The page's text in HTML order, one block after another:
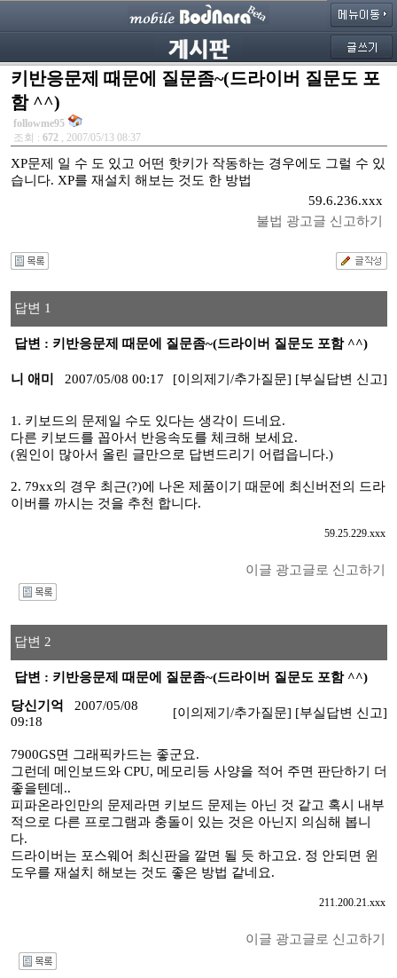
키반응문제 때문에 질문좀~(드라이버 질문도 포
함 ^^)
followme95
조회 : 672 , 2007/05/13 08:37
XP문제 일 수 도 있고 어떤 핫키가 작동하는 경우에도 그럴 수 있
습니다. XP를 재설치 해보는 것도 한 방법
59.6.236.xxx
불법 광고글 신고하기
답변 1
답변 : 키반응문제 때문에 질문좀~(드라이버 질문도 포함 ^^)
니 애미 2007/05/08 00:17 [이의제기/추가질문] [부실답변 신고]
1. 키보드의 문제일 수도 있다는 생각이 드네요.
다른 키보드를 꼽아서 반응속도를 체크해 보세요.
(원인이 많아서 올린 글만으로 답변드리기 어렵읍니다.)
2. 79xx의 경우 최근(?)에 나온 제품이기 때문에 최신버전의 드라
이버를 까시는 것을 추천 합니다.
59.25.229.xxx
이글 광고글로 신고하기
답변 2
답변 : 키반응문제 때문에 질문좀~(드라이버 질문도 포함 ^^)
당신기억
2007/05/08
09:18
[이의제기/추가질문] [부실답변 신고]
7900GS면 그래픽카드는 좋군요.
그런데 메인보드와 CPU, 메모리등 사양을 적어 주면 판단하기 더
좋을텐데..
피파온라인만의 문제라면 키보드 문제는 아닌 것 같고 혹시 내부
적으로 다른 프로그램과 충돌이 있는 것은 아닌지 의심해 봅니
다.
드라이버는 포스웨어 최신판을 깔면 될 듯 하고요. 정 안되면 윈
도우를 재설치 해보는 것도 좋은 방법 같네요.
211.200.21.xxx
이글 광고글로 신고하기